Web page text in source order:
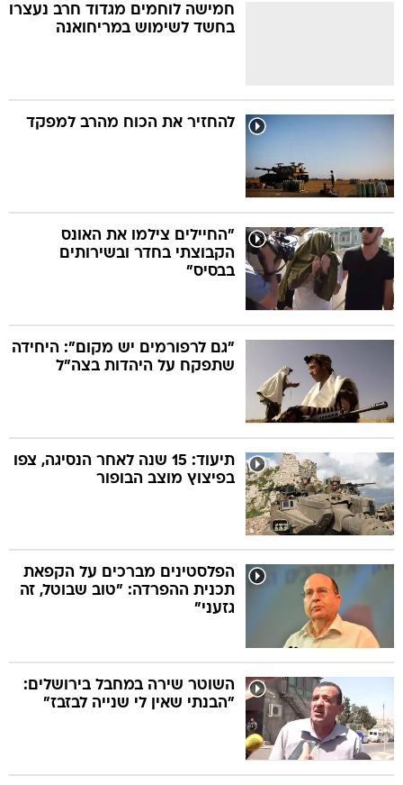
חמישה לוחמים מגדוד חרב נעצרו
בחשד לשימוש במריחואנה
להחזיר את הכוח מהרב למפקד
"החיילים צילמו את האונס
הקבוצתי בחדר ובשירותים
בבסיס"
"גם לרפורמים יש מקום": היחידה
שתפקח על היהדות בצה"ל
תיעוד: 15 שנה לאחר הנסיגה, צפו
בפיצוץ מוצב הבופור
הפלסטינים מברכים על הקפאת
תכנית ההפרדה: "טוב שבוטל, זה
גזעני"
השוטר שירה במחבל בירושלים:
"הבנתי שאין לי שנייה לבזבז"